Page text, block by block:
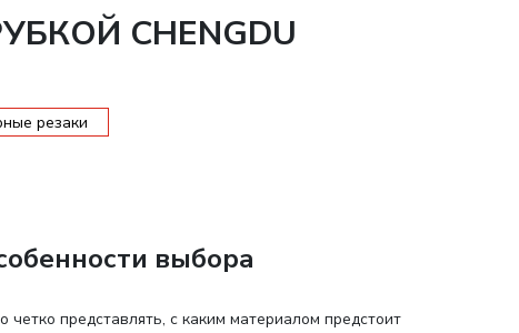
CHENGDU
резаки
выбора
представлять, с каким материалом предстоит